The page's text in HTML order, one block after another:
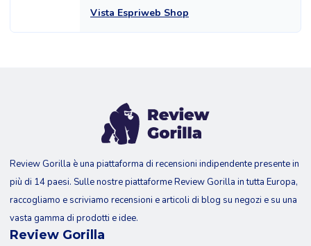
Vista Espriweb Shop
Review Gorilla è una piattaforma di recensioni indipendente presente in
più di 14 paesi. Sulle nostre piattaforme Review Gorilla in tutta Europa,
raccogliamo e scriviamo recensioni e articoli di blog su negozi e su una
vasta gamma di prodotti e idee.
Review Gorilla